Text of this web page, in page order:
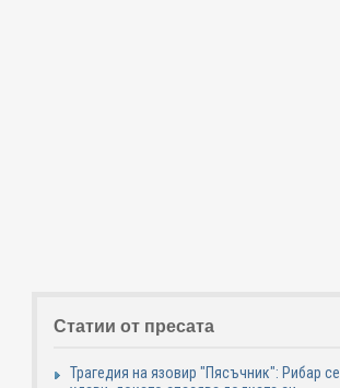
Статии от пресата
Трагедия на язовир "Пясъчник": Рибар се